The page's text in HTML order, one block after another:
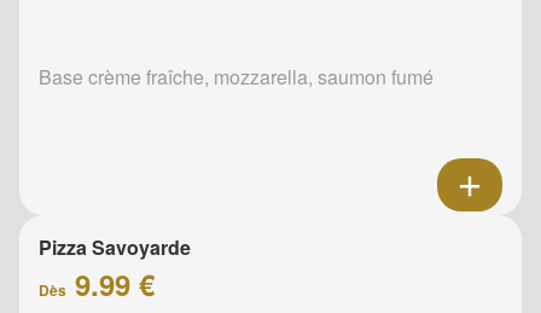
Base crème fraîche, mozzarella, saumon fumé
Pizza Savoyarde
Dès 9.99 €